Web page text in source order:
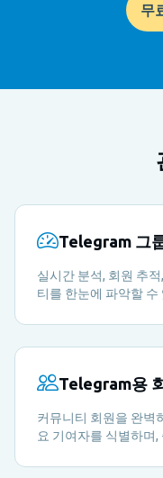
무
Telegram 그
실시간 분석, 회원 추
티를 한눈에 파악할
Telegram용
커뮤니티 회원을 완벽
요 기여자를 식별하며